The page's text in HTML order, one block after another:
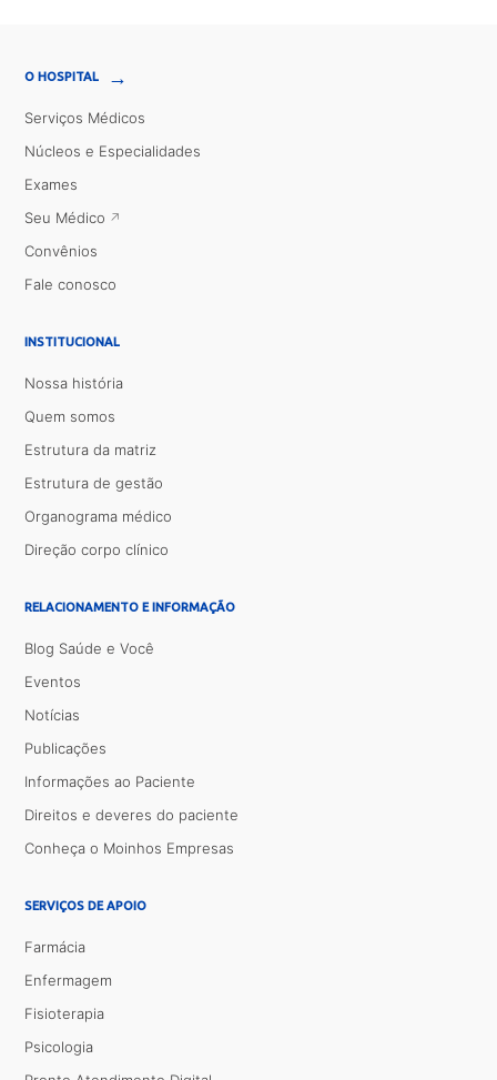
O HOSPITAL →
Serviços Médicos
Núcleos e Especialidades
Exames
Seu Médico
Convênios
Fale conosco
INSTITUCIONAL
Nossa história
Quem somos
Estrutura da matriz
Estrutura de gestão
Organograma médico
Direção corpo clínico
RELACIONAMENTO E INFORMAÇÃO
Blog Saúde e Você
Eventos
Notícias
Publicações
Informações ao Paciente
Direitos e deveres do paciente
Conheça o Moinhos Empresas
SERVIÇOS DE APOIO
Farmácia
Enfermagem
Fisioterapia
Psicologia